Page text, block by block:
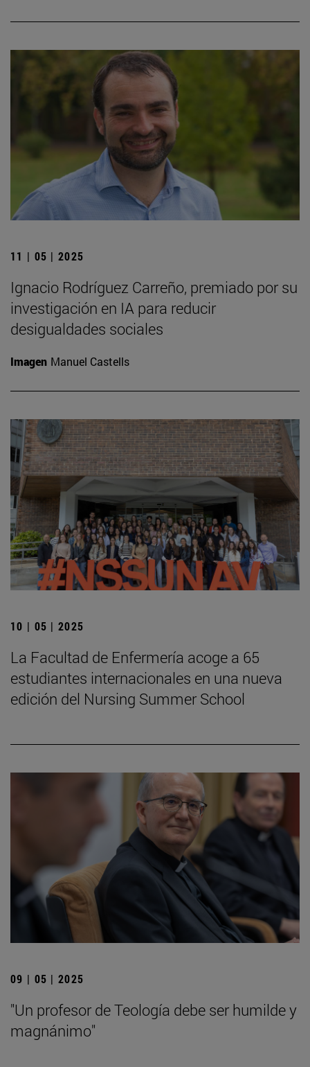
11 | 05 | 2025
Ignacio Rodríguez Carreño, premiado por su
investigación en IA para reducir
desigualdades sociales
Imagen Manuel Castells
10 | 05 | 2025
La Facultad de Enfermería acoge a 65
estudiantes internacionales en una nueva
edición del Nursing Summer School
09 | 05 | 2025
"Un profesor de Teología debe ser humilde y
magnánimo"